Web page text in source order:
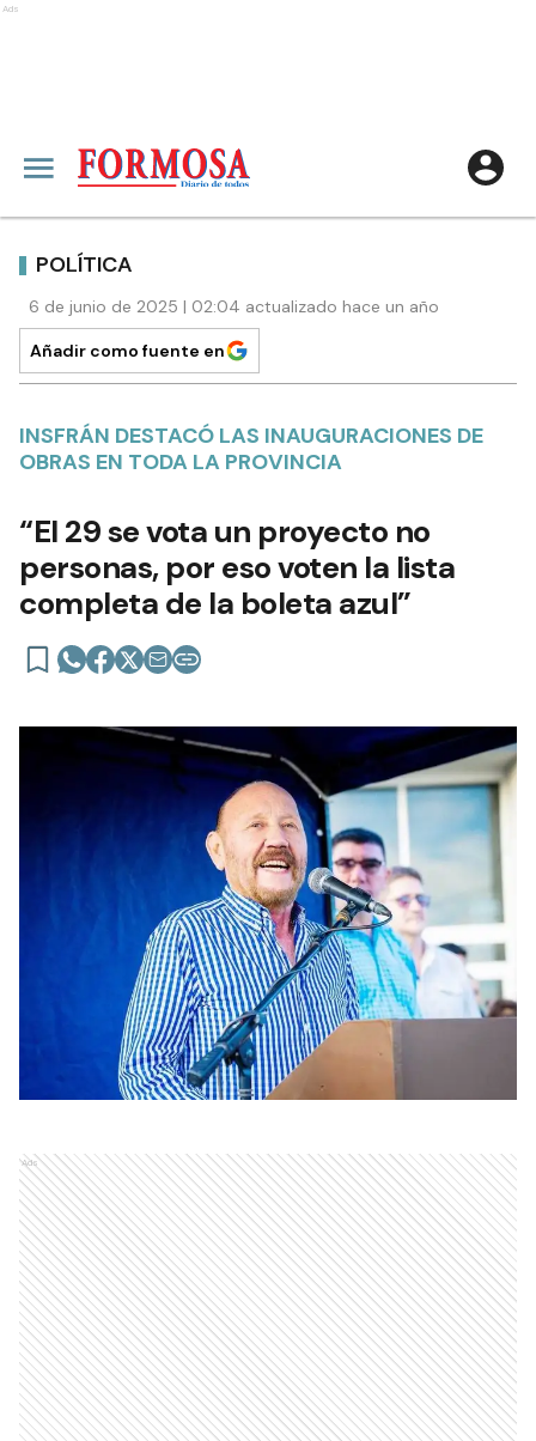
Ads
POLÍTICA
6 de junio de 2025 | 02:04 actualizado hace un año
Añadir como fuente en
INSFRÁN DESTACÓ LAS INAUGURACIONES DE
OBRAS EN TODA LA PROVINCIA
“El 29 se vota un proyecto no
personas, por eso voten la lista
completa de la boleta azul”
Ads